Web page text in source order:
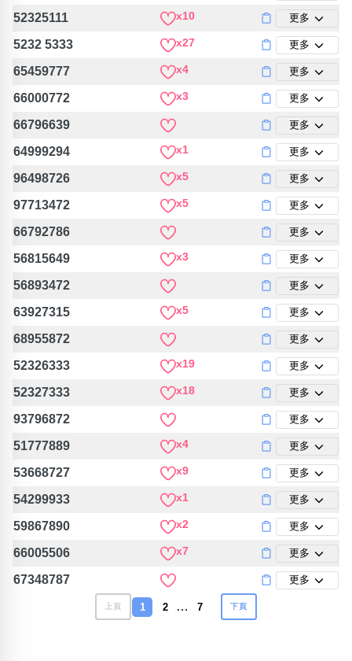
52325111 x10 更多
5232 5333 x27 更多
65459777 x4 更多
66000772 x3 更多
66796639 更多
64999294 x1 更多
96498726 x5 更多
97713472 x5 更多
66792786 更多
56815649 x3 更多
56893472 更多
63927315 x5 更多
68955872 更多
52326333 x19 更多
52327333 x18 更多
93796872 更多
51777889 x4 更多
53668727 x9 更多
54299933 x1 更多
59867890 x2 更多
66005506 x7 更多
67348787 更多
上頁 1 2 … 7 下頁